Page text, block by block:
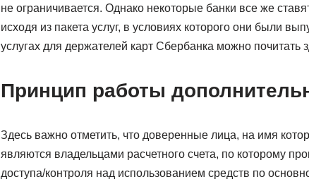
не ограничивается. Однако некоторые банки все же
исходя из пакета услуг, в условиях которого они были
услугах для держателей карт Сбербанка можно почитать
Принцип работы
Здесь важно отметить, что доверенные лица, на имя
являются владельцами расчетного счета, по которому
доступа/контроля над использованием средств по